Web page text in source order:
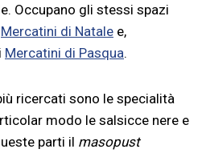
Occupano gli stessi spazi
Mercatini di Natale e,
Mercatini di Pasqua.
ricercati sono le specialità
modo le salsicce nere e
parti il masopust